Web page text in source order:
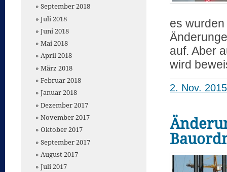
es
auf. Aber
wird
2. Nov. 2015
September 2018
Juli 2018
Juni 2018
Mai 2018
April 2018
März 2018
Februar 2018
Januar 2018
Dezember 2017
November 2017
Oktober 2017
September 2017
August 2017
Juli 2017